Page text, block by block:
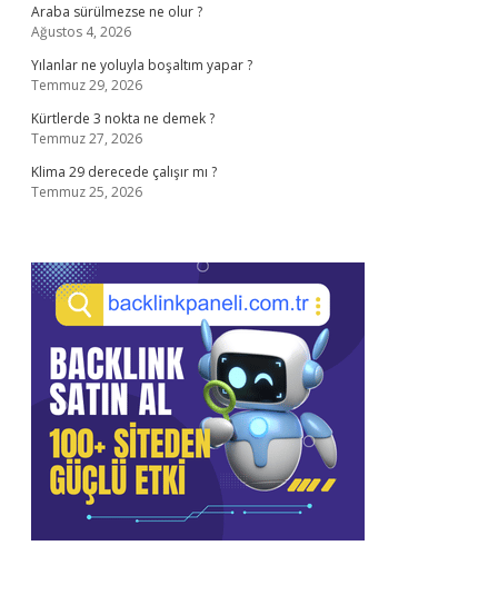
Araba sürülmezse ne olur ?
Ağustos 4, 2026
Yılanlar ne yoluyla boşaltım yapar ?
Temmuz 29, 2026
Kürtlerde 3 nokta ne demek ?
Temmuz 27, 2026
Klima 29 derecede çalışır mı ?
Temmuz 25, 2026